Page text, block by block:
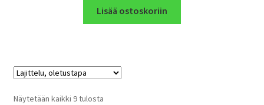
Lisää ostoskoriin
Näytetään kaikki 9 tulosta